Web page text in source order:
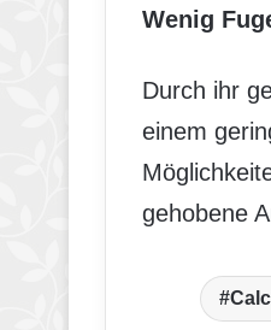
Wenig
Durch ihr
einem
gehobene